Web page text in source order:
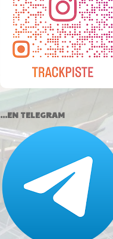
...EN TELEGRAM